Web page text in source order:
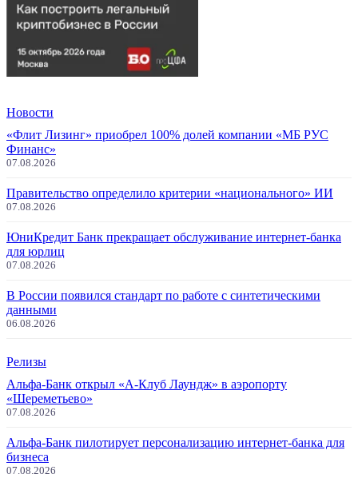
Новости
«Флит Лизинг» приобрел 100% долей компании «МБ РУС
Финанс»
07.08.2026
Правительство определило критерии «национального» ИИ
07.08.2026
ЮниКредит Банк прекращает обслуживание интернет-банка
для юрлиц
07.08.2026
В России появился стандарт по работе с синтетическими
данными
06.08.2026
Релизы
Альфа-Банк открыл «А-Клуб Лаундж» в аэропорту
«Шереметьево»
07.08.2026
Альфа-Банк пилотирует персонализацию интернет-банка для
бизнеса
07.08.2026